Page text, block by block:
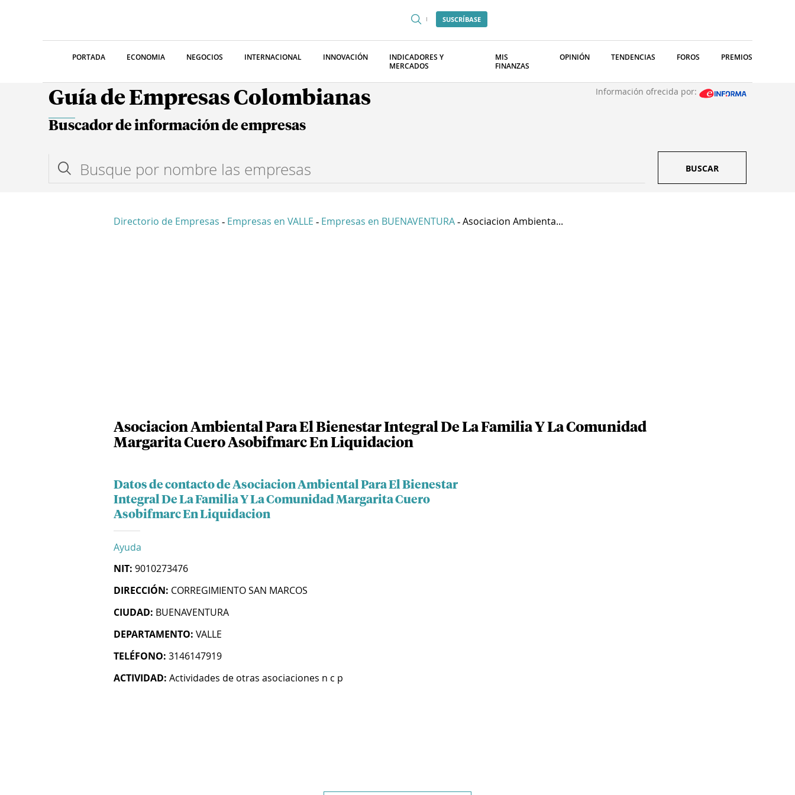
SUSCRÍBASE
PORTADA ECONOMIA NEGOCIOS INTERNACIONAL INNOVACIÓN
INDICADORES Y
MERCADOS
MIS
FINANZAS
OPINIÓN TENDENCIAS FOROS PREMIOS
Guía de Empresas Colombianas Información ofrecida por:
Buscador de información de empresas
BUSCAR
Directorio de Empresas - Empresas en VALLE - Empresas en BUENAVENTURA - Asociacion Ambienta...
Asociacion Ambiental Para El Bienestar Integral De La Familia Y La Comunidad
Margarita Cuero Asobifmarc En Liquidacion
Datos de contacto de Asociacion Ambiental Para El Bienestar
Integral De La Familia Y La Comunidad Margarita Cuero
Asobifmarc En Liquidacion
Ayuda
NIT: 9010273476
DIRECCIÓN: CORREGIMIENTO SAN MARCOS
CIUDAD: BUENAVENTURA
DEPARTAMENTO: VALLE
TELÉFONO: 3146147919
ACTIVIDAD: Actividades de otras asociaciones n c p